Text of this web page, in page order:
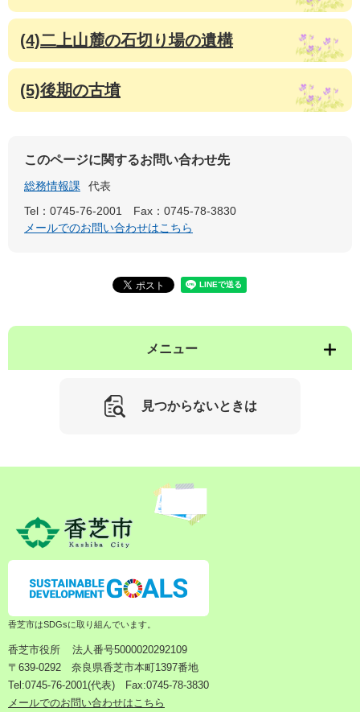
(4)二上山麓の石切り場の遺構
(5)後期の古墳
このページに関するお問い合わせ先
総務情報課
代表
Tel：0745-76-2001
Fax：0745-78-3830
メールでのお問い合わせはこちら
メニュー
見つからないときは
香芝市はSDGsに取り組んでいます。
香芝市役所
法人番号5000020292109
〒639-0292 奈良県香芝市本町1397番地
Tel:0745-76-2001(代表) Fax:0745-78-3830
メールでのお問い合わせはこちら